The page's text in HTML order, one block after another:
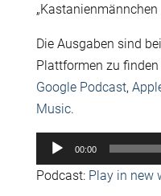
„Kastanienmännchen
Die Ausgaben sind
Plattformen zu
Google Podcast,
Music.
Audio-
Player
00:00
Podcast: Play in new